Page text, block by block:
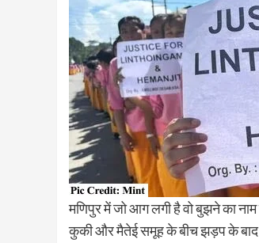
मणिपुर में जो आग लगी है वो बुझने का
कुकी और मैतेई समूह के बीच झड़प के बाद